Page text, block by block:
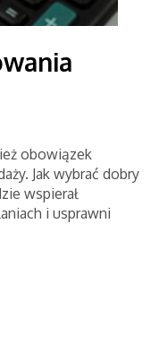
obowiązek
Jak wybrać dobry
wspierał
i usprawni